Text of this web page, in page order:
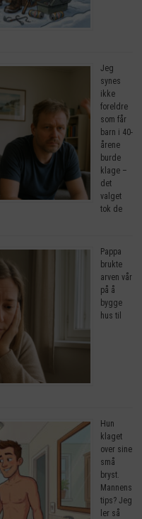
Jeg
synes
ikke
foreldre
som får
barn i 40-
årene
burde
klage –
det
valget
tok de
Pappa
brukte
arven vår
på å
bygge
hus til
Hun
klaget
over sine
små
bryst.
Mannens
tips? Jeg
ler så